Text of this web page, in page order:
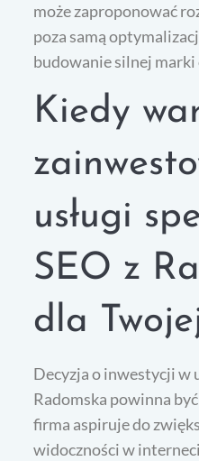
może zaproponować
poza samą
budowanie silnej marki
Kiedy
usługi
SEO z
dla
Decyzja o inwestycji w
Radomska powinna
firma aspiruje do
widoczności w